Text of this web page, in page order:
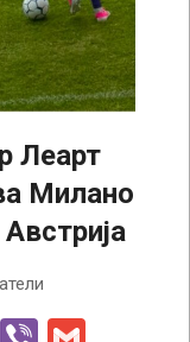
Леарт
Милано